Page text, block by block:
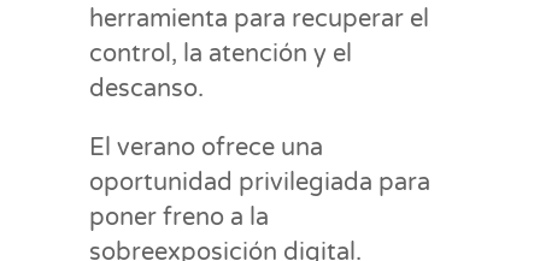
herramienta para recuperar el
control, la atención y el
descanso.
El verano ofrece una
oportunidad privilegiada para
poner freno a la
sobreexposición digital.